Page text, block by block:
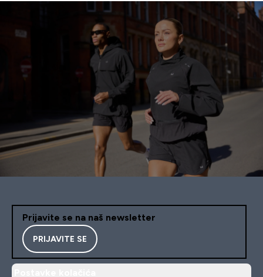
Prijavite se na naš newsletter
PRIJAVITE SE